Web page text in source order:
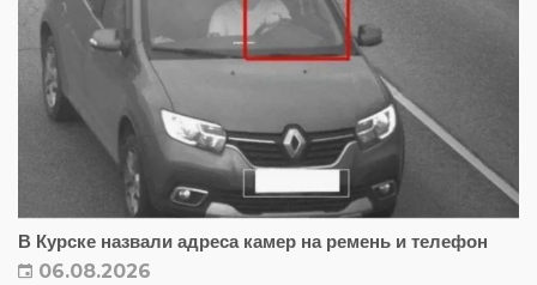
В Курске назвали адреса камер на ремень и телефон
06.08.2026